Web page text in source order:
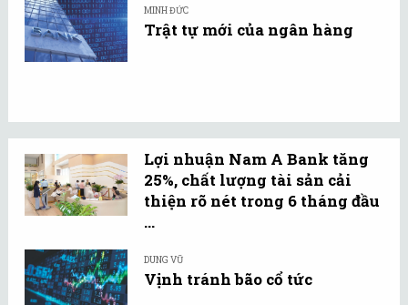
MINH ĐỨC
Trật tự mới của ngân hàng
Lợi nhuận Nam A Bank tăng
25%, chất lượng tài sản cải
thiện rõ nét trong 6 tháng đầu
...
DUNG VŨ
Vịnh tránh bão cổ tức